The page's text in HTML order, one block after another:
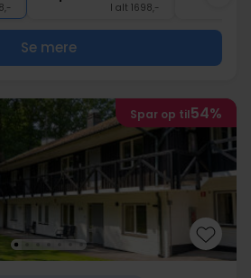
I alt 1698,-
Se mere
Spar op til54%